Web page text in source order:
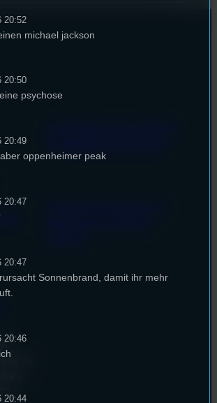
31
20:52
michael jackson
20:50
psychose
20:49
oppenheimer peak
20:47
20:47
Sonnenbrand, damit ihr mehr
20:46
20:44